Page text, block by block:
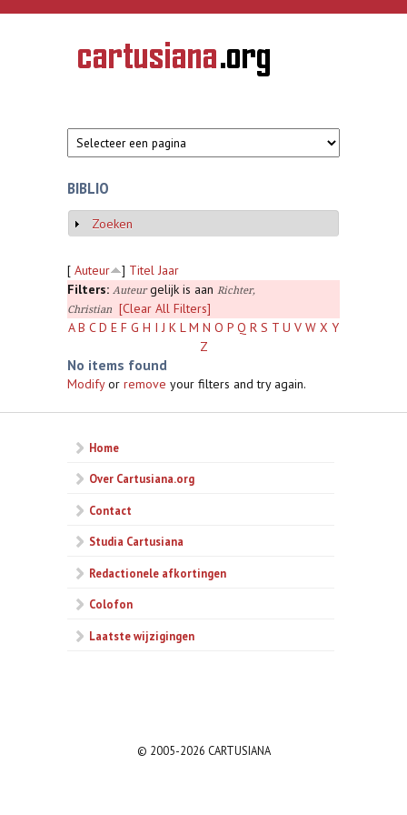
Overslaan en naar de inhoud gaan
CARTUSIANA
Geschiedenis
van de
BIBLIO
Weergeven
Zoeken
[ Auteur ] Titel Jaar
Filters: Auteurgelijk is aan Richter,
Christian
[Clear All Filters]
A B C D E F G H I J K L M N O P Q R S T U V W X Y
Z
No items found
Modifyor remove your filters and try again.
Home
Over Cartusiana.org
Contact
Studia Cartusiana
Redactionele afkortingen
Colofon
Laatste wijzigingen
© 2005-2026 CARTUSIANA